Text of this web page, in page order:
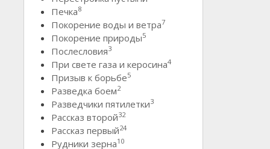
Печка8
Покорение воды и ветра7
Покорение природы5
Послесловия3
При свете газа и керосина4
Призыв к борьбе5
Разведка боем2
Разведчики пятилетки3
Рассказ второй32
Рассказ первый24
Рудники зерна10